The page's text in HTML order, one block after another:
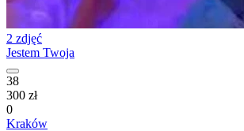
2 zdjęć
Jestem Twoja
38
300 zł
0
Kraków